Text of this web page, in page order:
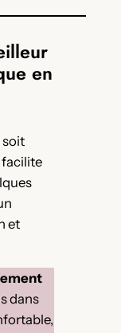
en
soit
facilite
et
dans